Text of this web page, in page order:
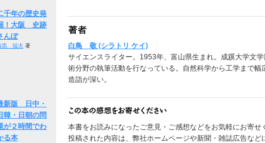
白鳥 敬 (シラトリ ケイ)
サイエンスライター。1953年、富山県生まれ。成蹊大学文
術分野の執筆活動を行なっている。自然科学から工学まで
造詣が深い。
本書をお読みになったご意見・ご感想などをお気軽にお寄せ
投稿された内容は、弊社ホームページや新聞・雑誌広告など
千年の歴史発
！大阪 史跡
んぽ
黒 猛夫 著
新版 日中・
韓・日朝の問
が２時間でわ
る本